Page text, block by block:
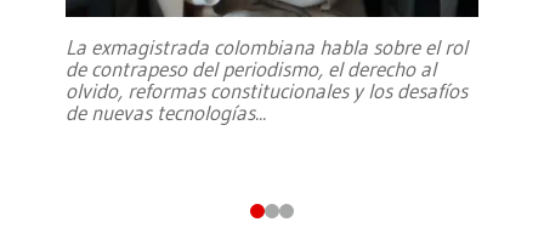
La exmagistrada colombiana habla sobre el rol
de contrapeso del periodismo, el derecho al
olvido, reformas constitucionales y los desafíos
de nuevas tecnologías...